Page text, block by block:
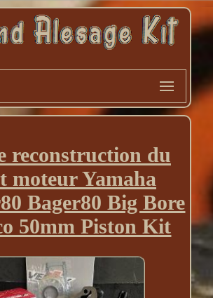
reconstruction du
moteur Yamaha
Bager80 Big Bore
50mm Piston Kit